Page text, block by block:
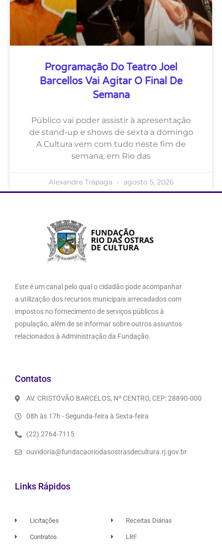
Programação Do Teatro Joel
Barcellos Vai Agitar O Final De
Semana
Público vai poder assistir à apresentação
de stand-up e shows de sexta a domingo
A Cultura vem com tudo neste fim de
semana, em Rio das
Alexandre Trápaga agosto 5, 2026
Este é um canal pelo qual o cidadão pode acompanhar
a utilização dos recursos municipais arrecadados com
impostos no fornecimento de serviços públicos à
população, além de se informar sobre outros assuntos
relacionados à Administração da Fundação.
Contatos
AV. CRISTÓVÃO BARCELOS, Nº CENTRO, CEP: 28890-000
08h às 17h - Segunda-feira à Sexta-feira
(22) 2764-7115
ouvidoria@fundacaoriodasostrasdecultura.rj.gov.br
Links Rápidos
Licitações
Contratos
Receitas Diárias
LRF